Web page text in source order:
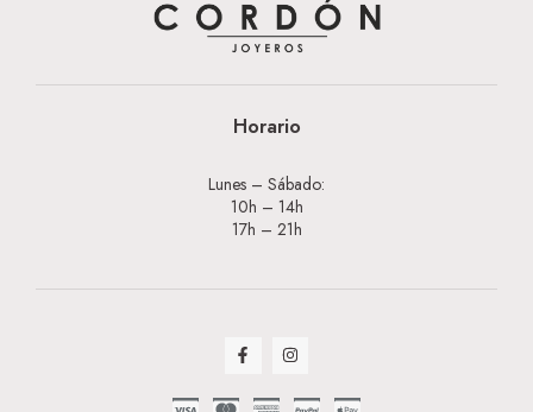
Horario
Lunes – Sábado:
10h – 14h
17h – 21h